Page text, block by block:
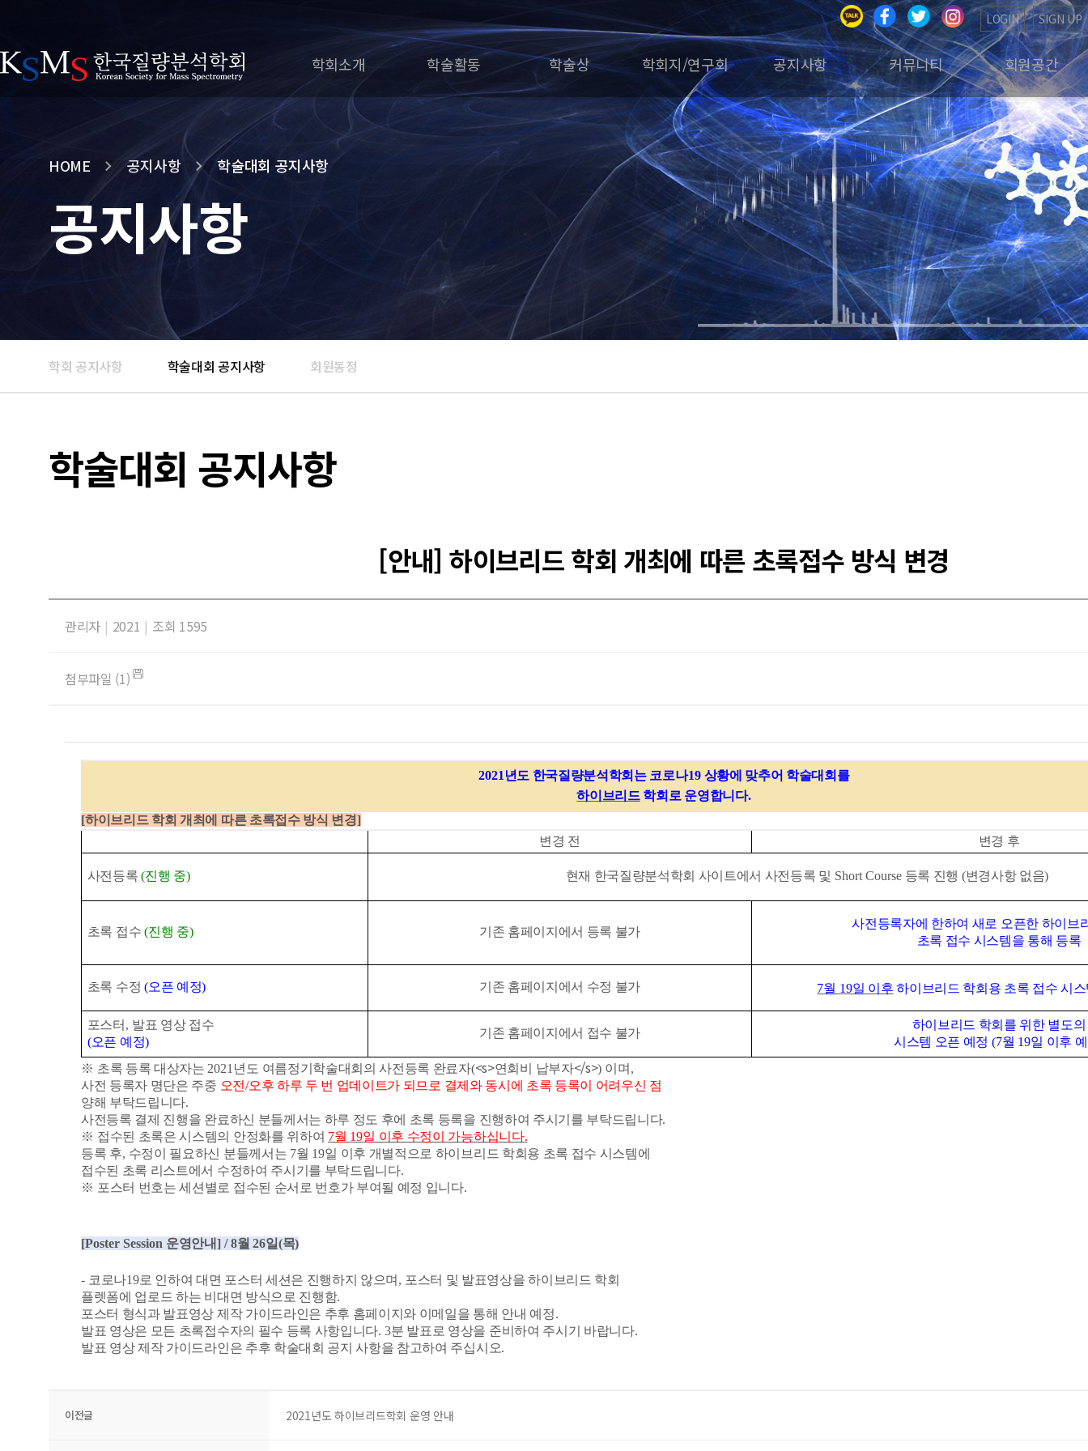
LOGIN SIGN UP
학회소개 학술활동 학술상 학회지/연구회 공지사항 커뮤니티 회원공간
HOME 공지사항 학술대회 공지사항
공지사항
학회 공지사항 학술대회 공지사항 회원동정
학술대회 공지사항
[안내] 하이브리드 학회 개최에 따른 초록접수 방식 변경
관리자 | 2021 | 조회 1595
첨부파일 (1)
2021 년도 한국질량분석학회는 코로나19 상황에 맞추어 학술대회를
하이브리드 학회로 운영합니다.
[하이브리드 학회 개최에 따른 초록접수 방식 변경]
변경 전
변경 후
사전등록(진행 중) 현재 한국질량분석학회 사이트에서 사전등록 및 Short Course 등록 진행 (변경사항 없음)
초록 접수 (진행 중) 기존 홈페이지에서 등록 불가
사전등록자에 한하여 새로 오픈한 하이브
초록 접수 시스템을 통해 등록
초록 수정 (오픈 예정) 기존 홈페이지에서 수정 불가 7월 19일 이후 하이브리드 학회용 초록 접수 시
포스터 , 발표 영상 접수
(오픈 예정)
기존 홈페이지에서 접수 불가
하이브리드 학회를 위한 별도의
시스템 오픈 예정 (7월 19일 이후
※ 초록 등록 대상자는 2021 년도 여름정기학술대회의 사전등록 완료자(<s>연회비 납부자</s>) 이며 ,
사전 등록자 명단은 주중 오전/오후 하루 두 번 업데이트가 되므로 결제와 동시에 초록 등록이 어려우신 점
양해 부탁드립니다.
사전등록 결제 진행을 완료하신 분들께서는 하루 정도 후에 초록 등록을 진행하여 주시기를 부탁드립니다.
※ 접수된 초록은 시스템의 안정화를 위하여 7월 19일 이후 수정이 가능하십니다.
등록 후, 수정이 필요하신 분들께서는 7월 19일 이후 개별적으로 하이브리드 학회용 초록 접수 시스템에
접수된 초록 리스트에서 수정하여 주시기를 부탁드립니다.
※ 포스터 번호는 세션별로 접수된 순서로 번호가 부여될 예정 입니다.
[Poster Session 운영안내] / 8월26일(목)
- 코로나19로 인하여 대면 포스터 세션은 진행하지 않으며 , 포스터 및 발표영상을 하이브리드 학회
플렛폼에 업로드 하는 비대면 방식으로 진행함.
포스터 형식과 발표영상 제작 가이드라인은 추후 홈페이지와 이메일을 통해 안내 예정.
발표 영상은 모든 초록접수자의 필수 등록 사항입니다. 3분 발표로 영상을 준비하여 주시기 바랍니다.
발표 영상 제작 가이드라인은 추후 학술대회 공지 사항을 참고하여 주십시오.
이전글 2021년도 하이브리드학회 운영 안내